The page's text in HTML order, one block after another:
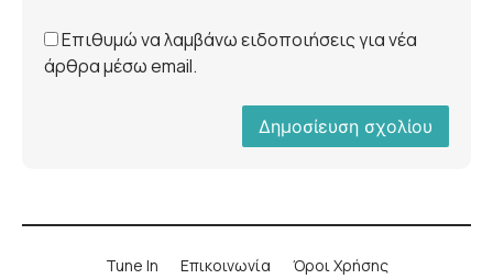
Επιθυμώ να λαμβάνω ειδοποιήσεις για νέα
άρθρα μέσω email.
Tune In Επικοινωνία Όροι Χρήσης